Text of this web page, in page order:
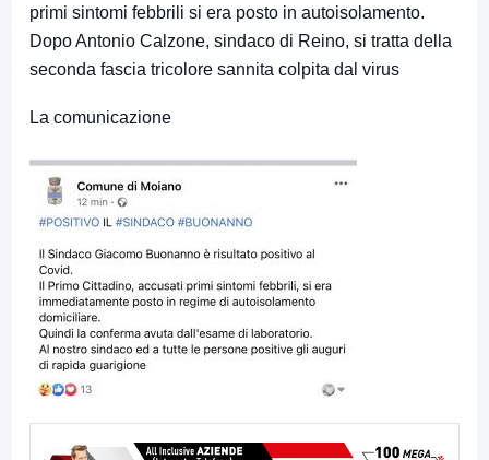
primi sintomi febbrili si era posto in autoisolamento.
Dopo Antonio Calzone, sindaco di Reino, si tratta della
seconda fascia tricolore sannita colpita dal virus
La comunicazione